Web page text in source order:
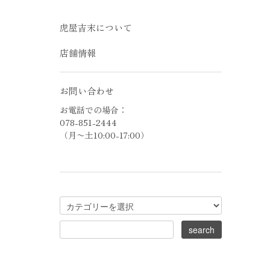
虎屋吉末について
店舗情報
お問い合わせ
お電話での場合：
078-851-2444
（月〜土10:00-17:00）